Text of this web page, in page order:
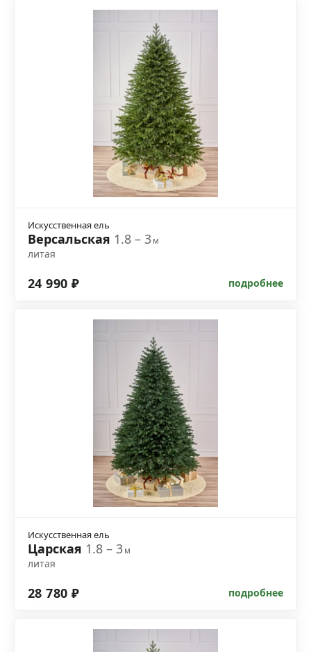
Искусственная ель
Версальская 1.8 – 3м
литая
24 990 ₽ подробнее
Искусственная ель
Царская 1.8 – 3м
литая
28 780 ₽ подробнее